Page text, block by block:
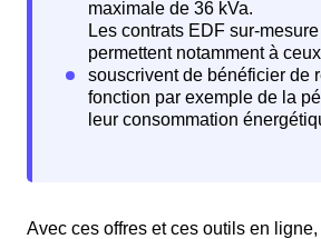
Avec ces offres et ces outils en